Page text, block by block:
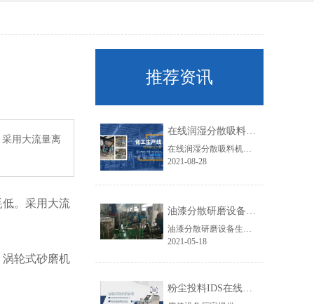
用大流量离
。采用大流
轮式砂磨机
推荐资讯
在线润湿分散吸料机系统IDS
在线润湿分散吸料机系统IDS可避免粉尘污染，降低劳动强度，极大提高分散效率，减少空间需求，降低能耗而且容易清洗换色。具有吸粉,润湿,混合分散,溶解乳化等多种功能，可实现吸粉、润湿、混合分散、溶解乳化等多种功能，在大批量涂料、色浆、油墨、胶粘剂、纳米添加剂生产中得到了广泛的应用。
2021-08-28
油漆分散研磨设备生产线方案
油漆分散研磨设备生产线设备方案，化工行业中的油漆生产制备设备生产线，包含进料系统设备、研磨系统设备、调漆系统设备、出料及过滤系统设备、灌装系统设备、控制系统设备、操作平台和色浆生产部分组成。
2021-05-18
粉尘投料IDS在线分散机应用